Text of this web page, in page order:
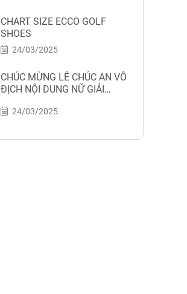
CHART SIZE ECCO GOLF
SHOES
24/03/2025
CHÚC MỪNG LÊ CHÚC AN VÔ
ĐỊCH NỘI DUNG NỮ GIẢI
DRIVE CHAMPIONSHIP 2025
24/03/2025